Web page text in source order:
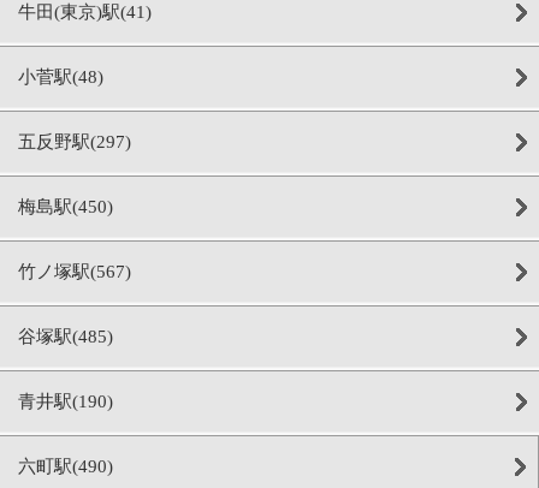
牛田(東京)駅(41)
小菅駅(48)
五反野駅(297)
梅島駅(450)
竹ノ塚駅(567)
谷塚駅(485)
青井駅(190)
六町駅(490)